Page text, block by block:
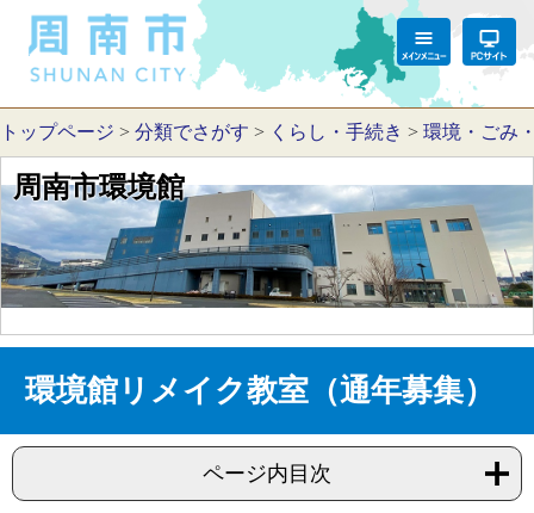
トップページ > 分類でさがす > くらし・手続き > 環境・ごみ
周南市環境館
環境館リメイク教室（通年募集）
ページ内目次